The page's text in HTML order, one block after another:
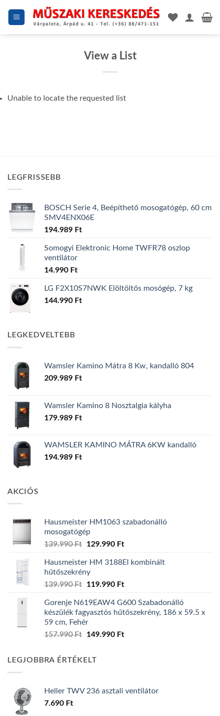
View a List
Unable to locate the requested list
LEGFRISSEBB
BOSCH Serie 4, Beépíthető mosogatógép, 60 cm
SMV4ENX06E
194.989 Ft
Somogyi Elektronic Home TWFR78 oszlop
ventilátor
14.990 Ft
LG F2X10S7NWK Elöltöltős mosógép, 7 kg
144.990 Ft
LEGKEDVELTEBB
Wamsler Kamino Mátra 8 Kw, kandalló 804
209.989 Ft
Wamsler Kamino 8 Nosztalgia kályha
179.989 Ft
WAMSLER KAMINO MÁTRA 6KW kandalló
194.989 Ft
AKCIÓS
Hausmeister HM1063 szabadonálló
mosogatógép
139.990Ft
Original
was:
139.990 Ft.
129.990 FtCurrent
is:
Hausmeister HM 3188EI kombinált
hűtőszekrény
139.990Ft
Original
was:
139.990 Ft.
119.990 FtCurrent
is:
119.990 Ft.
Gorenje N619EAW4 G600 Szabadonálló
készülék fagyasztós hűtőszekrény, 186 x 59.5 x
59 cm, Fehér
157.990Ft
Original
157.990 Ft.
149.990 FtCurrent
LEGJOBBRA ÉRTÉKELT
Heller TWV 236 asztali ventilátor
7.690 Ft